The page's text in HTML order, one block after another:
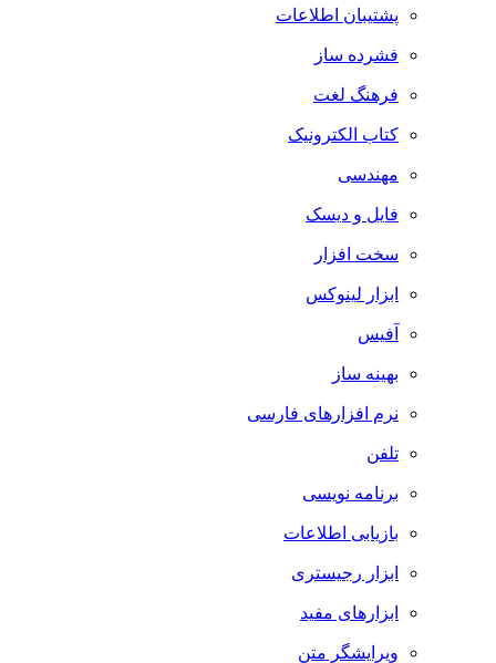
پشتیبان اطلاعات
فشرده ساز
فرهنگ لغت
کتاب الکترونیک
مهندسی
فایل و دیسک
سخت افزار
ابزار لینوکس
آفیس
بهینه ساز
نرم افزارهای فارسی
تلفن
برنامه نویسی
بازیابی اطلاعات
ابزار رجیستری
ابزارهای مفید
ویرایشگر متن